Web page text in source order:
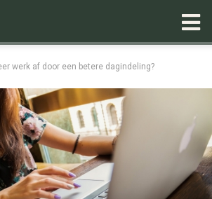
werk af door een betere dagindeling?